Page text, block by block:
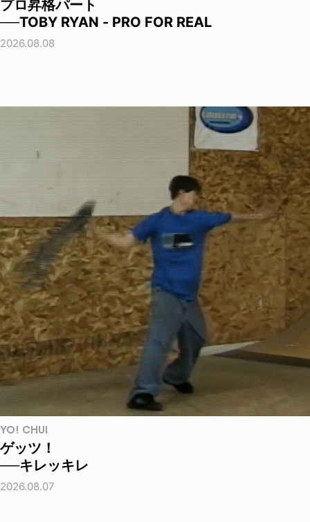
プロ昇格パート
──TOBY RYAN - PRO FOR REAL
2026.08.08
YO! CHUI
ゲッツ！
──キレッキレ
2026.08.07